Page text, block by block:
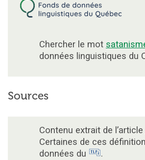
Chercher le mot
données linguistiques du
Sources
Contenu extrait de l’article
Certaines de ces
données du
.